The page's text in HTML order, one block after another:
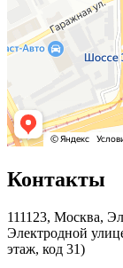
Контакты
111123, Москва,
Электродной
этаж, код 31)